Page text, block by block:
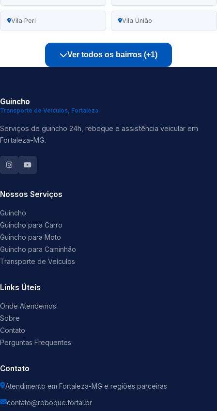
Vila Peri Vila União
Ver todos os bairros (+1)
Guincho
Transporte de Veículos, Fortaleza
Serviços de guincho 24h, reboque e assistência veicular em
Fortaleza-MG.
Nossos Serviços
Guincho
Guincho para Carro
Guincho para Moto
Guincho para Caminhão
Transporte de Veículos
Links Úteis
Onde Atendemos
Sobre
Contato
Perguntas Frequentes
Contato
Atendimento em Fortaleza-MG e regiões parceiras
contato@reboque.fortal.br